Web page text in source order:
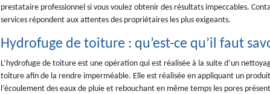
prestataire professionnel si vous voulez obtenir des résultats impeccables.
services répondent aux attentes des propriétaires les plus exigeants.
Hydrofuge de toiture : qu’est-ce qu’il faut
L’hydrofuge de toiture est une opération qui est réalisée à la suite d’un
toiture afin de la rendre imperméable. Elle est réalisée en appliquant un
l’écoulement des eaux de pluie et rebouchant en même temps les pores